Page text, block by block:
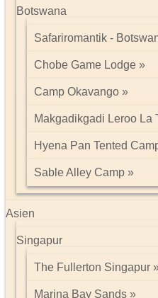
Botswana
Safariromantik -
Chobe Game Lodge
Camp Okavango
Makgadikgadi Leroo La
Hyena Pan Tented
Sable Alley Camp
Asien
Singapur
The Fullerton Singapur
Marina Bay Sands